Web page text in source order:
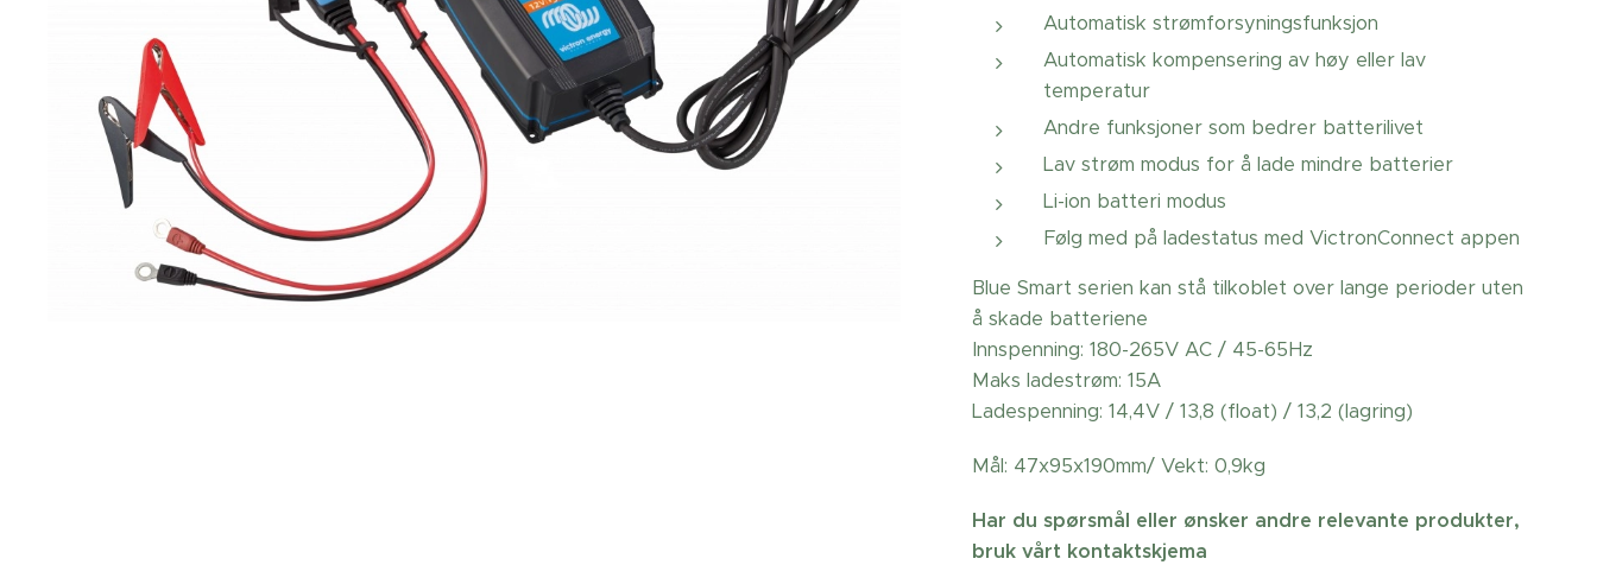
Automatisk strømforsyningsfunksjon
Automatisk kompensering av høy eller lav
temperatur
Andre funksjoner som bedrer batterilivet
Lav strøm modus for å lade mindre batterier
Li-ion batteri modus
Følg med på ladestatus med VictronConnect appen
Blue Smart serien kan stå tilkoblet over lange perioder uten
å skade batteriene
Innspenning: 180-265V AC / 45-65Hz
Maks ladestrøm: 15A
Ladespenning: 14,4V / 13,8 (float) / 13,2 (lagring)
Mål: 47x95x190mm/ Vekt: 0,9kg
Har du spørsmål eller ønsker andre relevante produkter,
bruk vårt kontaktskjema